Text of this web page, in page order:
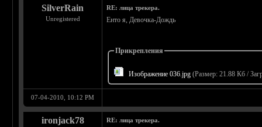
SilverRain
Unregistered
RE: лица трекера.
Енто я, Девочка-Дождь
Прикрепления
Изображение 036.jpg (Размер: 21.88 Кб /
07-04-2010, 10:12 PM
ironjack78 RE: лица трекера.